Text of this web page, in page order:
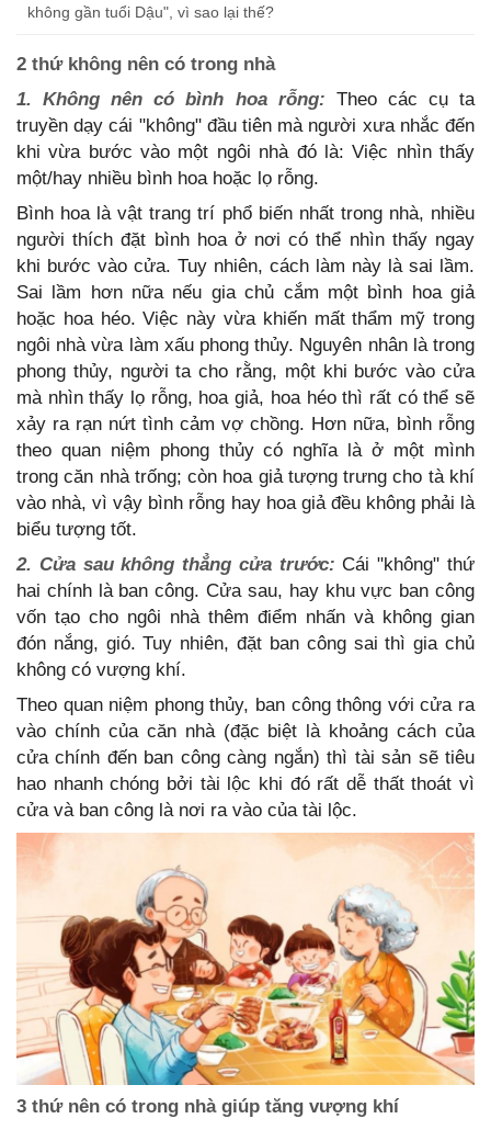
không gần tuổi Dậu", vì sao lại thế?
2 thứ không nên có trong nhà
1. Không nên có bình hoa rỗng: Theo các cụ ta
truyền dạy cái "không" đầu tiên mà người xưa nhắc đến
khi vừa bước vào một ngôi nhà đó là: Việc nhìn thấy
một/hay nhiều bình hoa hoặc lọ rỗng.
Bình hoa là vật trang trí phổ biến nhất trong nhà, nhiều
người thích đặt bình hoa ở nơi có thể nhìn thấy ngay
khi bước vào cửa. Tuy nhiên, cách làm này là sai lầm.
Sai lầm hơn nữa nếu gia chủ cắm một bình hoa giả
hoặc hoa héo. Việc này vừa khiến mất thẩm mỹ trong
ngôi nhà vừa làm xấu phong thủy. Nguyên nhân là trong
phong thủy, người ta cho rằng, một khi bước vào cửa
mà nhìn thấy lọ rỗng, hoa giả, hoa héo thì rất có thể sẽ
xảy ra rạn nứt tình cảm vợ chồng. Hơn nữa, bình rỗng
theo quan niệm phong thủy có nghĩa là ở một mình
trong căn nhà trống; còn hoa giả tượng trưng cho tà khí
vào nhà, vì vậy bình rỗng hay hoa giả đều không phải là
biểu tượng tốt.
2. Cửa sau không thẳng cửa trước: Cái "không" thứ
hai chính là ban công. Cửa sau, hay khu vực ban công
vốn tạo cho ngôi nhà thêm điểm nhấn và không gian
đón nắng, gió. Tuy nhiên, đặt ban công sai thì gia chủ
không có vượng khí.
Theo quan niệm phong thủy, ban công thông với cửa ra
vào chính của căn nhà (đặc biệt là khoảng cách của
cửa chính đến ban công càng ngắn) thì tài sản sẽ tiêu
hao nhanh chóng bởi tài lộc khi đó rất dễ thất thoát vì
cửa và ban công là nơi ra vào của tài lộc.
3 thứ nên có trong nhà giúp tăng vượng khí